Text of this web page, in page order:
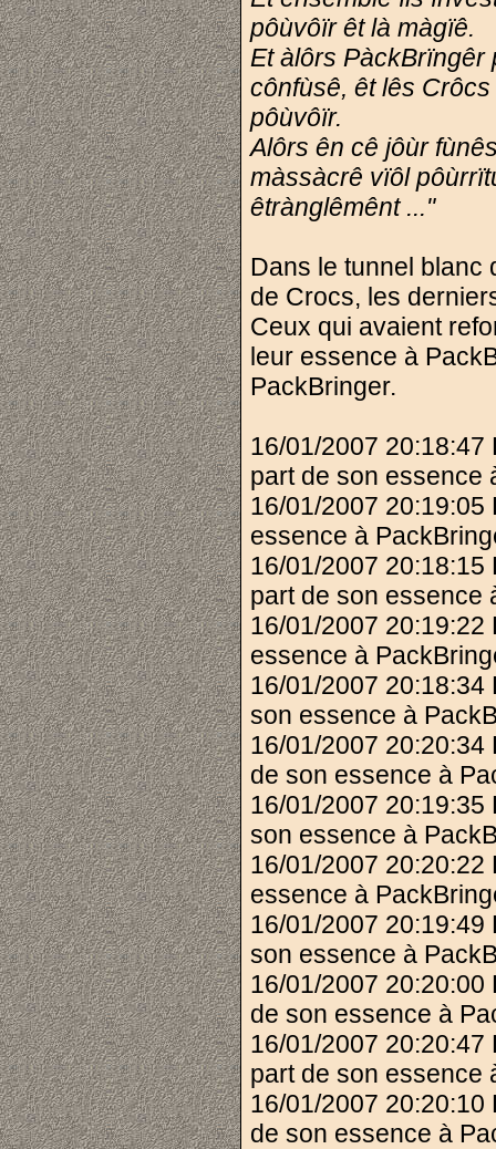
pôùvôïr êt là màgïê.
Et àlôrs
cônfùsê, êt lês
pôùvôïr.
Alôrs ên cê jôùr
màssàcrê vïôl
êtrànglêmênt ..."
Dans le tunnel blanc
de Crocs, les
Ceux qui avaient
leur essence à
PackBringer.
16/01/2007 20:18:47
part de son essence
16/01/2007
essence à
16/01/2007
part de son essence
16/01/2007
essence à
16/01/2007
son essence à
16/01/2007
de son essence à
16/01/2007
son essence à
16/01/2007 20:20:22
essence à
16/01/2007
son essence à
16/01/2007
de son essence à
16/01/2007
part de son essence
16/01/2007 20:20:10
de son essence à